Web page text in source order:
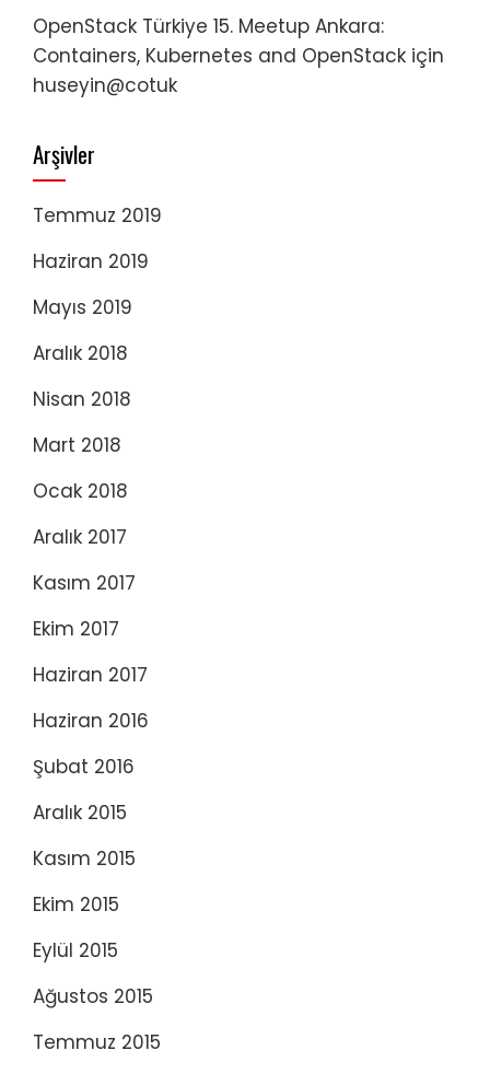
OpenStack Türkiye 15. Meetup Ankara:
Containers, Kubernetes and OpenStack için
huseyin@cotuk
Arşivler
Temmuz 2019
Haziran 2019
Mayıs 2019
Aralık 2018
Nisan 2018
Mart 2018
Ocak 2018
Aralık 2017
Kasım 2017
Ekim 2017
Haziran 2017
Haziran 2016
Şubat 2016
Aralık 2015
Kasım 2015
Ekim 2015
Eylül 2015
Ağustos 2015
Temmuz 2015